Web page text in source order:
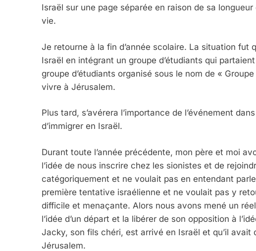
Israël sur une page séparée en raison de sa
vie.
Je retourne à la fin d’année scolaire. La situation fut
Israël en intégrant un groupe d’étudiants qui
groupe d’étudiants organisé sous le nom de «
vivre à Jérusalem.
Plus tard, s’avérera l’importance de l’événement
d’immigrer en Israël.
Durant toute l’année précédente, mon père et moi
l’idée de nous inscrire chez les sionistes et de
catégoriquement et ne voulait pas en entendant
première tentative israélienne et ne voulait pas y
difficile et menaçante. Alors nous avons mené un
l’idée d’un départ et la libérer de son opposition à
Jacky, son fils chéri, est arrivé en Israël et qu’il
Jérusalem.